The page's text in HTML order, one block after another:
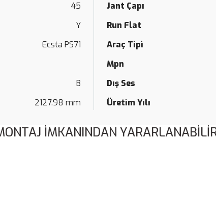
45 Jant Çapı
Y Run Flat
Ecsta PS71 Araç Tipi
Mpn
B Dış Ses
2127.98 mm Üretim Yılı
İMKANINDAN